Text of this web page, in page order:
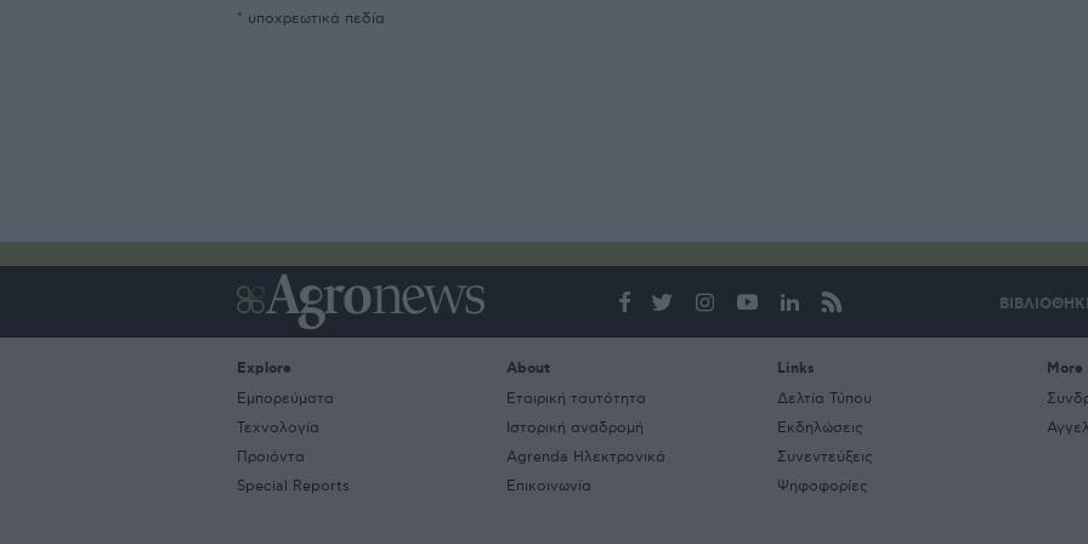
* υποχρεωτικά πεδία
Explore
Εμπορεύματα
Τεχνολογία
Προιόντα
Special Reports
About
Εταιρική ταυτότητα
Ιστορική αναδρομή
Agrenda Ηλεκτρονικά
Επικοινωνία
Links
Δελτία Τύπου
Εκδηλώσεις
Συνεντεύξεις
Ψηφοφορίες
More